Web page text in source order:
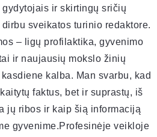
ir skirtingų sričių
sveikatos turinio redaktore.
– ligų profilaktika, gyvenimo
ir naujausių mokslo žinių
kalba. Man svarbu, kad
faktus, bet ir suprastų, iš
jų ribos ir kaip šią informaciją
gyvenime.Profesinėje veikloje